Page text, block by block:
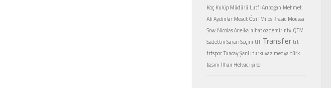
Koç Kulüp Müdürü Lutfi Arıboğan Mehmet
Ali Aydınlar Mesut Özil Milos Krasic Moussa
Sow Nicolas Anelka nihat özdemir ntv QTM
Sadettin Saran Seçim tff Transfertrt
trtsporTuncay Şanlı turkuvaz medyatürk
basını İlhan Helvacı şike